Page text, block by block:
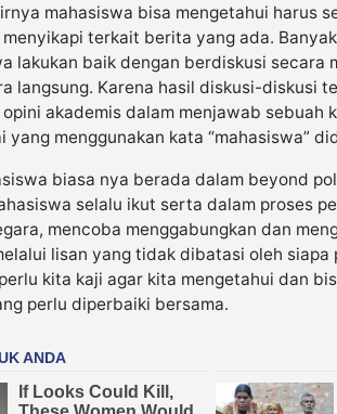
mahasiswa bisa mengetahui harus
terkait berita yang ada.
lakukan baik dengan berdiskusi secara
langsung. Karena hasil diskusi-diskusi
akademis dalam menjawab sebuah
yang menggunakan kata “mahasiswa”
biasa nya berada dalam beyond
selalu ikut serta dalam proses
mencoba menggabungkan dan
lisan yang tidak dibatasi oleh siapa
kita kaji agar kita mengetahui dan
perlu diperbaiki bersama.